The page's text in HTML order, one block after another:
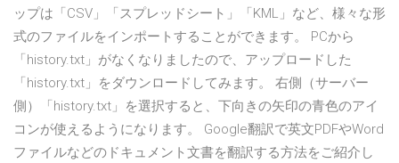
ップは「CSV」「スプレッドシート」「KML」など、様々な形
式のファイルをインポートすることができます。 PCから
「history.txt」がなくなりましたので、アップロードした
「history.txt」をダウンロードしてみます。 右側（サーバー
側）「history.txt」を選択すると、下向きの矢印の青色のアイ
コンが使えるようになります。 Google翻訳で英文PDFやWord
ファイルなどのドキュメント文書を翻訳する方法をご紹介し